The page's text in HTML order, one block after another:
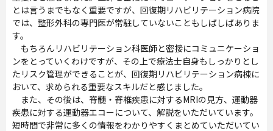
とは言うまでもなく重要ですが、回復期リハビリテーション病院
では、整形外科の専門医が常駐していないこともしばしばありま
す。
もちろんリハビリテーション科医師と密接にコミュニケーショ
ンをとっていくわけですが、その上で療法士自身もしっかりとし
たリスク管理ができることが、回復期リハビリテーション病棟に
おいて、求められる重要なスキルだと感じました。
また、その後は、脊髄・脊椎疾患に対するMRIの見方、運動器
疾患に対する運動器エコーについて、解説をいただいています。
短時間で非常に多くの情報をわかりやすくまとめていただいてい